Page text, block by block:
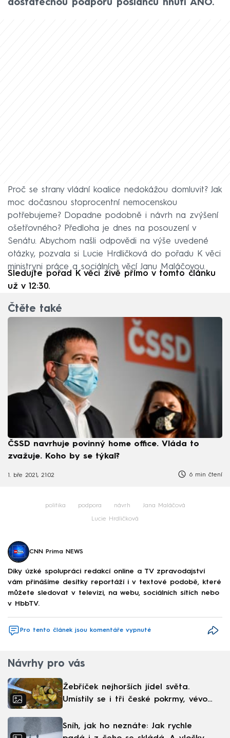
dostatečnou podporu poslanců hnutí ANO.
Proč se strany vládní koalice nedokážou domluvit? Jak
moc dočasnou stoprocentní nemocenskou
potřebujeme? Dopadne podobně i návrh na zvýšení
ošetřovného? Předloha je dnes na posouzení v
Senátu. Abychom našli odpovědi na výše uvedené
otázky, pozvala si Lucie Hrdličková do pořadu K věci
ministryni práce a sociálních věcí Janu Maláčovou.
Sledujte pořad K věci živě přímo v tomto článku
už v 12:30.
Čtěte také
ČSSD navrhuje povinný home office. Vláda to
zvažuje. Koho by se týkal?
1. bře 2021, 21:02 6 min čtení
politika podpora návrh Jana Maláčová
Lucie Hrdličková
CNN Prima NEWS
Díky úzké spolupráci redakcí online a TV zpravodajství
vám přinášíme desítky reportáží i v textové podobě, které
můžete sledovat v televizi, na webu, sociálních sítích nebo
v HbbTV.
Pro tento článek jsou komentáře vypnuté
Návrhy pro vás
Žebříček nejhorších jídel světa.
Umístily se i tři české pokrmy, vévodí
Sníh, jak ho neznáte: Jak rychle